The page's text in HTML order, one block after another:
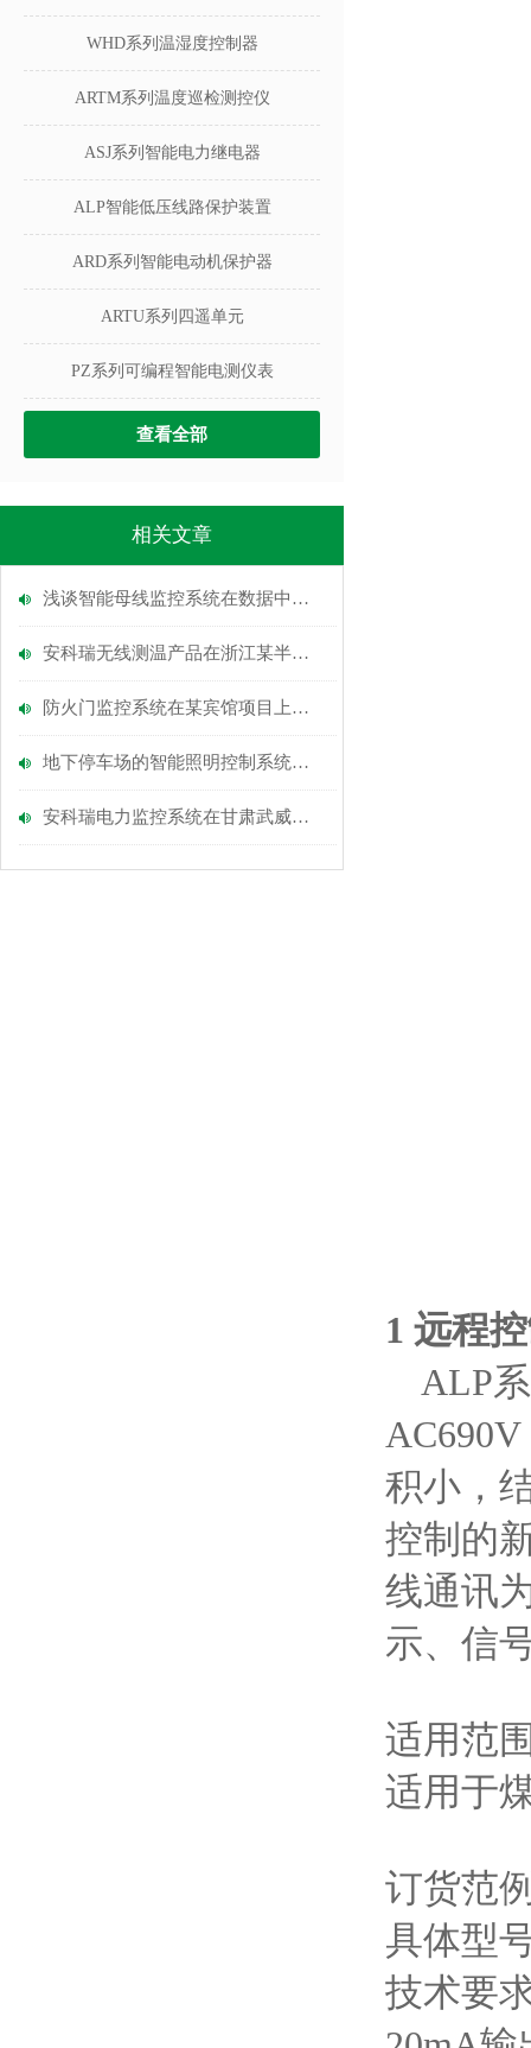
WHD系列温湿度控制器
ARTM系列温度巡检测控仪
ASJ系列智能电力继电器
ALP智能低压线路保护装置
ARD系列智能电动机保护器
ARTU系列四遥单元
PZ系列可编程智能电测仪表
查看全部
相关文章
浅谈智能母线监控系统在数据中心末端配电的设计应用
安科瑞无线测温产品在浙江某半导体项目的应用
防火门监控系统在某宾馆项目上的应用
地下停车场的智能照明控制系统设计
安科瑞电力监控系统在甘肃武威红星时代广场 的应用
1 远程
ALP
积小，
控制的
线通讯
示、信
适用范
适用于
订货范
具体型
技术要